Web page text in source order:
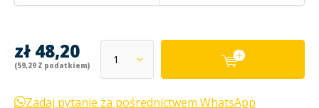
zł 48,20
(59,29 Z podatkiem)
Zadaj pytanie za pośrednictwem WhatsApp